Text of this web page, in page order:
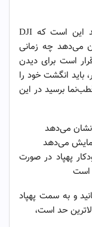
یک نکته مهم که بسیاری از افراد نمی‌دانند این است که DJI
می‌دهد چه زمانی
است برای دیدن
باید انگشت خود را
برسید در این
نشان می‌دهد
می‌دهد
پهپاد در صورت
است
و به سمت پهپاد
حد است،